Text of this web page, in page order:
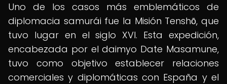
Uno de los casos más emblemáticos de
diplomacia samurái fue la Misión Tenshō, que
tuvo lugar en el siglo XVI. Esta expedición,
encabezada por el daimyo Date Masamune,
tuvo como objetivo establecer relaciones
comerciales y diplomáticas con España y el